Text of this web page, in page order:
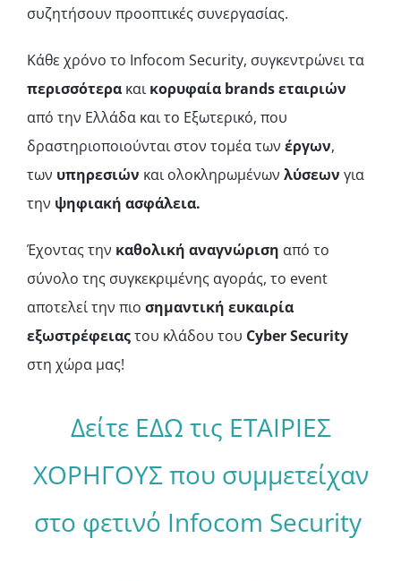
συζητήσουν προοπτικές συνεργασίας.
Κάθε χρόνο το Infocom Security, συγκεντρώνει τα
περισσότερα καικορυφαία brands εταιριών
από την Ελλάδα και το Εξωτερικό, που
δραστηριοποιούνται στον τομέα των έργων,
των υπηρεσιών και ολοκληρωμένων λύσεων για
την ψηφιακή ασφάλεια.
Έχοντας την καθολική αναγνώριση από το
σύνολο της συγκεκριμένης αγοράς, το event
αποτελεί την πιο σημαντική ευκαιρία
εξωστρέφειαςτου κλάδου του CyberSecurity
στη χώρα μας!
Δείτε ΕΔΩ τις ΕΤΑΙΡΙΕΣ
ΧΟΡΗΓΟΥΣ που συμμετείχαν
στο φετινό Infocom Security